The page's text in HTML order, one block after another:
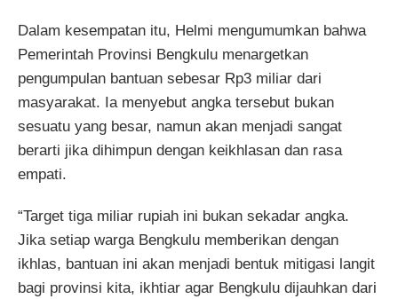
Dalam kesempatan itu, Helmi mengumumkan bahwa
Pemerintah Provinsi Bengkulu menargetkan
pengumpulan bantuan sebesar Rp3 miliar dari
masyarakat. Ia menyebut angka tersebut bukan
sesuatu yang besar, namun akan menjadi sangat
berarti jika dihimpun dengan keikhlasan dan rasa
empati.
“Target tiga miliar rupiah ini bukan sekadar angka.
Jika setiap warga Bengkulu memberikan dengan
ikhlas, bantuan ini akan menjadi bentuk mitigasi langit
bagi provinsi kita, ikhtiar agar Bengkulu dijauhkan dari